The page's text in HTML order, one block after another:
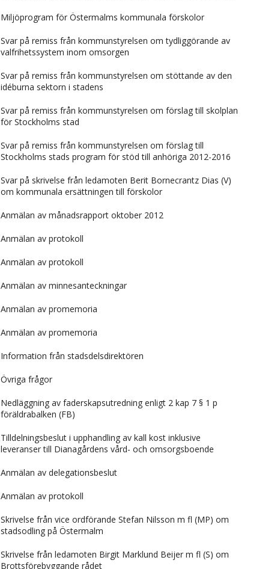
Miljöprogram för Östermalms kommunala förskolor
Svar på remiss från kommunstyrelsen om tydliggörande av
valfrihetssystem inom omsorgen
Svar på remiss från kommunstyrelsen om stöttande av den
idéburna sektorn i stadens
Svar på remiss från kommunstyrelsen om förslag till skolplan
för Stockholms stad
Svar på remiss från kommunstyrelsen om förslag till
Stockholms stads program för stöd till anhöriga 2012-2016
Svar på skrivelse från ledamoten Berit Bornecrantz Dias (V)
om kommunala ersättningen till förskolor
Anmälan av månadsrapport oktober 2012
Anmälan av protokoll
Anmälan av protokoll
Anmälan av minnesanteckningar
Anmälan av promemoria
Anmälan av promemoria
Information från stadsdelsdirektören
Övriga frågor
Nedläggning av faderskapsutredning enligt 2 kap 7 § 1 p
föräldrabalken (FB)
Tilldelningsbeslut i upphandling av kall kost inklusive
leveranser till Dianagårdens vård- och omsorgsboende
Anmälan av delegationsbeslut
Anmälan av protokoll
Skrivelse från vice ordförande Stefan Nilsson m fl (MP) om
stadsodling på Östermalm
Skrivelse från ledamoten Birgit Marklund Beijer m fl (S) om
Brottsförebyggande rådet